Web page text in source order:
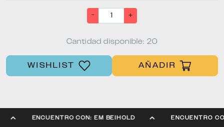
- +
Cantidad disponible: 20
WISHLIST AÑADIR
ENCUENTRO CON: EM BEIHOLD ENCUENTRO